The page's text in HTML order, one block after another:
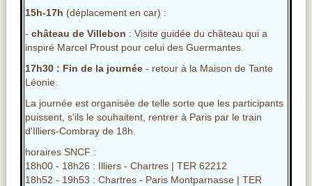
15h-17h (déplacement en car) :
- château de Villebon : Visite guidée du château qui a
inspiré Marcel Proust pour celui des Guermantes.
17h30 : Fin de la journée- retour à la Maison de Tante
Léonie.
La journée est organisée de telle sorte que les participants
puissent, s'ils le souhaitent, rentrer à Paris par le train
d'Illiers-Combray de 18h.
horaires SNCF :
18h00 - 18h26 : Illiers - Chartres | TER 62212
18h52 - 19h53 : Chartres - Paris Montparnasse | TER